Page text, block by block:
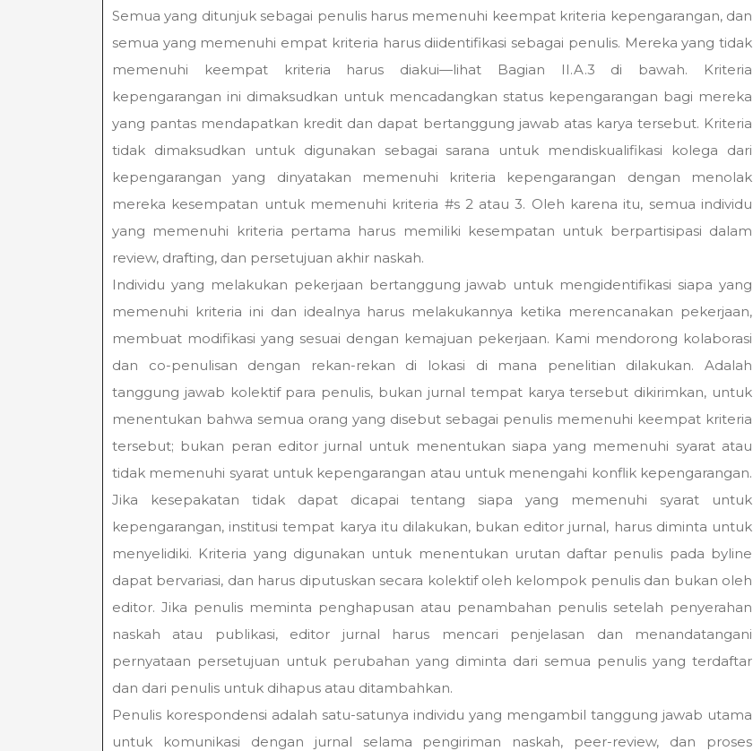
Semua yang ditunjuk sebagai penulis harus memenuhi keempat kriteria kepengarangan, dan
semua yang memenuhi empat kriteria harus diidentifikasi sebagai penulis. Mereka yang tidak
memenuhi keempat kriteria harus diakui—lihat Bagian II.A.3 di bawah. Kriteria
kepengarangan ini dimaksudkan untuk mencadangkan status kepengarangan bagi mereka
yang pantas mendapatkan kredit dan dapat bertanggung jawab atas karya tersebut. Kriteria
tidak dimaksudkan untuk digunakan sebagai sarana untuk mendiskualifikasi kolega dari
kepengarangan yang dinyatakan memenuhi kriteria kepengarangan dengan menolak
mereka kesempatan untuk memenuhi kriteria #s 2 atau 3. Oleh karena itu, semua individu
yang memenuhi kriteria pertama harus memiliki kesempatan untuk berpartisipasi dalam
review, drafting, dan persetujuan akhir naskah.
Individu yang melakukan pekerjaan bertanggung jawab untuk mengidentifikasi siapa yang
memenuhi kriteria ini dan idealnya harus melakukannya ketika merencanakan pekerjaan,
membuat modifikasi yang sesuai dengan kemajuan pekerjaan. Kami mendorong kolaborasi
dan co-penulisan dengan rekan-rekan di lokasi di mana penelitian dilakukan. Adalah
tanggung jawab kolektif para penulis, bukan jurnal tempat karya tersebut dikirimkan, untuk
menentukan bahwa semua orang yang disebut sebagai penulis memenuhi keempat kriteria
tersebut; bukan peran editor jurnal untuk menentukan siapa yang memenuhi syarat atau
tidak memenuhi syarat untuk kepengarangan atau untuk menengahi konflik kepengarangan.
Jika kesepakatan tidak dapat dicapai tentang siapa yang memenuhi syarat untuk
kepengarangan, institusi tempat karya itu dilakukan, bukan editor jurnal, harus diminta untuk
menyelidiki. Kriteria yang digunakan untuk menentukan urutan daftar penulis pada byline
dapat bervariasi, dan harus diputuskan secara kolektif oleh kelompok penulis dan bukan oleh
editor. Jika penulis meminta penghapusan atau penambahan penulis setelah penyerahan
naskah atau publikasi, editor jurnal harus mencari penjelasan dan menandatangani
pernyataan persetujuan untuk perubahan yang diminta dari semua penulis yang terdaftar
dan dari penulis untuk dihapus atau ditambahkan.
Penulis korespondensi adalah satu-satunya individu yang mengambil tanggung jawab utama
untuk komunikasi dengan jurnal selama pengiriman naskah, peer-review, dan proses